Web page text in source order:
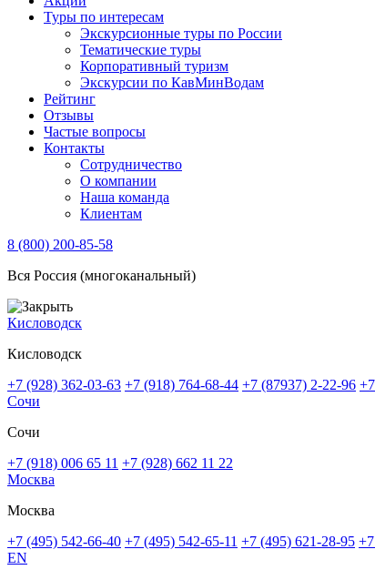
Туры по интересам
Экскурсионные туры по России
Тематические туры
Корпоративный туризм
Экскурсии по КавМинВодам
Рейтинг
Отзывы
Частые вопросы
Контакты
Сотрудничество
О компании
Наша команда
Клиентам
8 (800) 200-85-58
Вся Россия (многоканальный)
Кисловодск
Кисловодск
+7 (928) 362-03-63 +7 (918) 764-68-44 +7 (87937) 2-22-96
Сочи
Сочи
+7 (918) 006 65 11 +7 (928) 662 11 22
Москва
Москва
+7 (495) 542-66-40 +7 (495) 542-65-11 +7 (495) 621-28-95
EN